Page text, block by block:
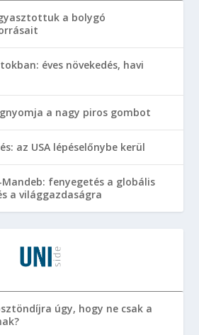
a bolygó
éves növekedés, havi
a nagy piros gombot
az USA lépéselőnybe kerül
Mandeb: fenyegetés a globális
a világgazdaságra
úgy, hogy ne csak a